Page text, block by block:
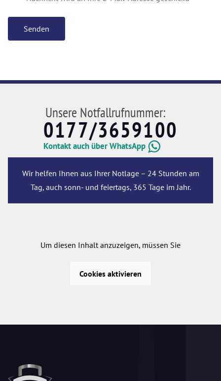
Senden
Unsere Notfallrufnummer:
0177/3659100
Kontakt auch über WhatsApp
Wir helfen Ihnen aus Ihrer Notlage – 24 Stunden am
Tag, auch sonn- und feiertags, 365 Tage im Jahr.
Um diesen Inhalt anzuzeigen, müssen Sie
Cookies aktivieren